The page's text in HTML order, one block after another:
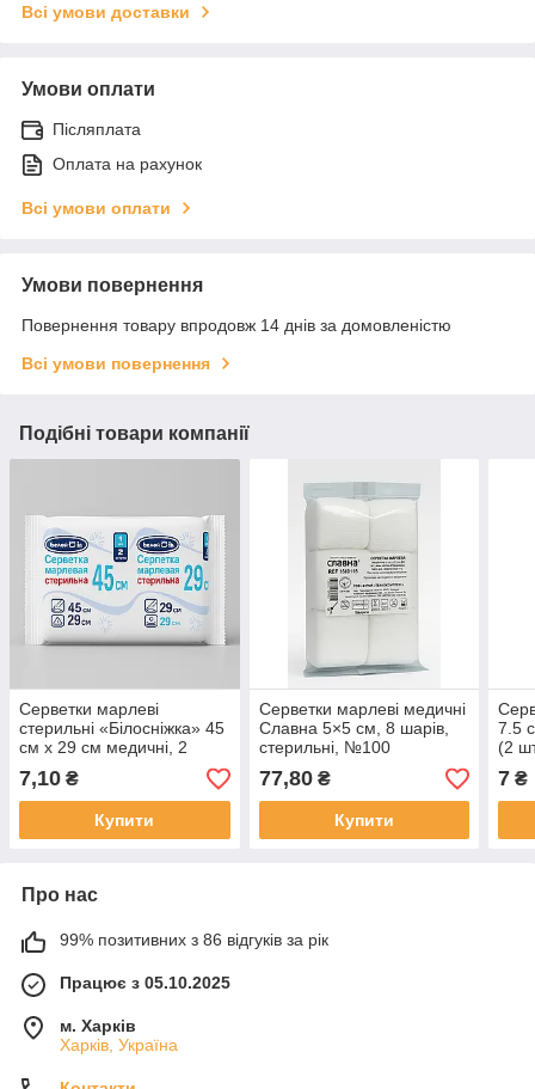
Всі умови доставки
Умови оплати
Післяплата
Оплата на рахунок
Всі умови оплати
Умови повернення
Повернення товару впродовж 14 днів за домовленістю
Всі умови повернення
Подібні товари компанії
Серветки марлеві
стерильні «Білосніжка» 45
см х 29 см медичні, 2
шарова
7,10 ₴
Купити
Серветки марлеві медичні
Славна 5×5 см, 8 шарів,
стерильні, №100
77,80₴
Купити
7.5
(2
7 ₴
Про нас
99% позитивних з 86 відгуків за рік
Працює з 05.10.2025
м. Харків
Харків, Україна